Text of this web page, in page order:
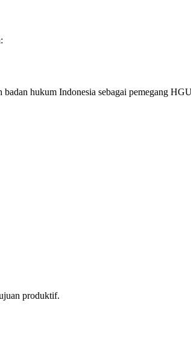
hukum Indonesia sebagai pemegang
produktif.